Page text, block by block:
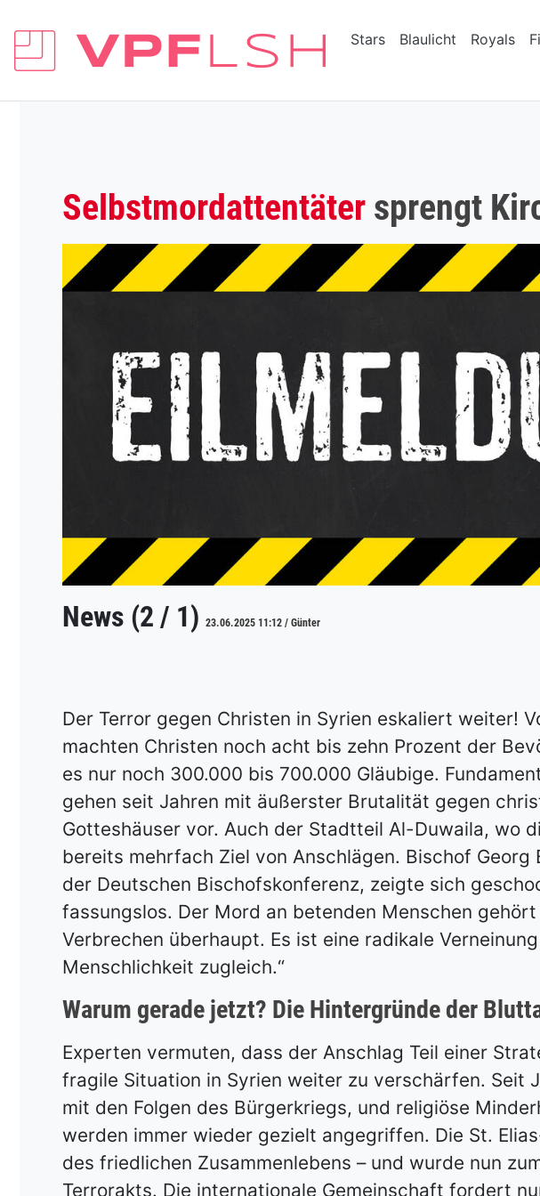
Stars Blaulicht Royals
Selbstmordattentäter sprengt
News (2 / 1) 23.06.2025 11:12 / Günter
Der Terror gegen Christen in Syrien eskaliert weiter!
machten Christen noch acht bis zehn Prozent der
es nur noch 300.000 bis 700.000 Gläubige.
gehen seit Jahren mit äußerster Brutalität gegen
Gotteshäuser vor. Auch der Stadtteil Al-Duwaila, wo
bereits mehrfach Ziel von Anschlägen. Bischof
der Deutschen Bischofskonferenz, zeigte sich
fassungslos. Der Mord an betenden Menschen
Verbrechen überhaupt. Es ist eine radikale
Menschlichkeit zugleich.“
Warum gerade jetzt? Die Hintergründe der
Experten vermuten, dass der Anschlag Teil einer
fragile Situation in Syrien weiter zu verschärfen. Seit
mit den Folgen des Bürgerkriegs, und religiöse
werden immer wieder gezielt angegriffen. Die St.
des friedlichen Zusammenlebens – und wurde nun
Terrorakts. Die internationale Gemeinschaft fordert